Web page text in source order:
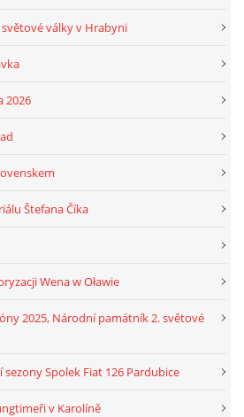
války v Hrabyni
2026
Štefana Číka
Wena w Oławie
2025, Národní památník 2. světové
sezony Spolek Fiat 126 Pardubice
v Karolíně